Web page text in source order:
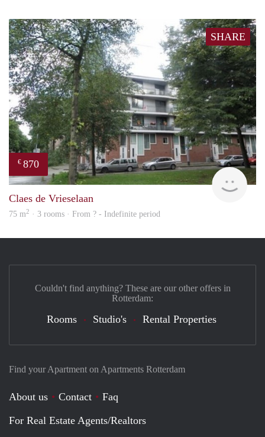
SHARE
€ 870
Claes de Vrieselaan
75 m2 · 3 rooms · From ? - Indefinite period
Find your Apartment on Apartments Rotterdam
About us Contact
Faq
For Real Estate Agents/Realtors
Couldn't find anything? These are our other offers in
Rotterdam:
Rooms Studio's Rental Properties